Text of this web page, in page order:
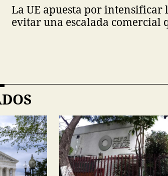
La UE apuesta por intensificar
evitar una escalada comercial